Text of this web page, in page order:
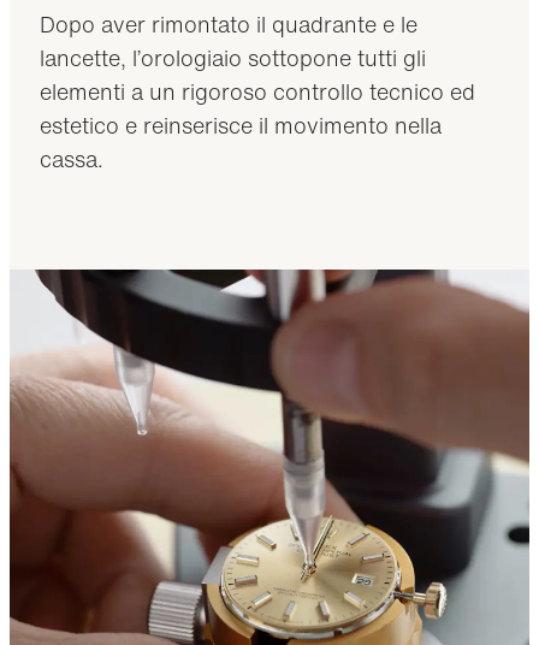
Dopo aver rimontato il quadrante e le
lancette, l’orologiaio sottopone tutti gli
elementi a un rigoroso controllo tecnico ed
estetico e reinserisce il movimento nella
cassa.